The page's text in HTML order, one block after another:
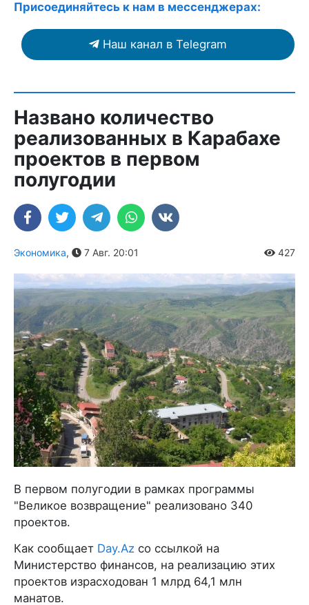
Присоединяйтесь к нам в мессенджерах:
Наш канал в Telegram
Названо количество
реализованных в Карабахе
проектов в первом
полугодии
Экономика, 7 Авг. 20:01 427
В первом полугодии в рамках программы
"Великое возвращение" реализовано 340
проектов.
Как сообщает Day.Az со ссылкой на
Министерство финансов, на реализацию этих
проектов израсходован 1 млрд 64,1 млн
манатов.